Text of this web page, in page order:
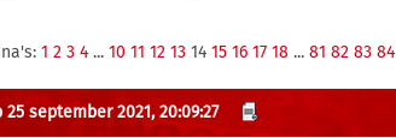
1 2 3 4 ... 10 11 12 13 14 15 16 17 18 ... 81 82 83 84
september 2021, 20:09:27